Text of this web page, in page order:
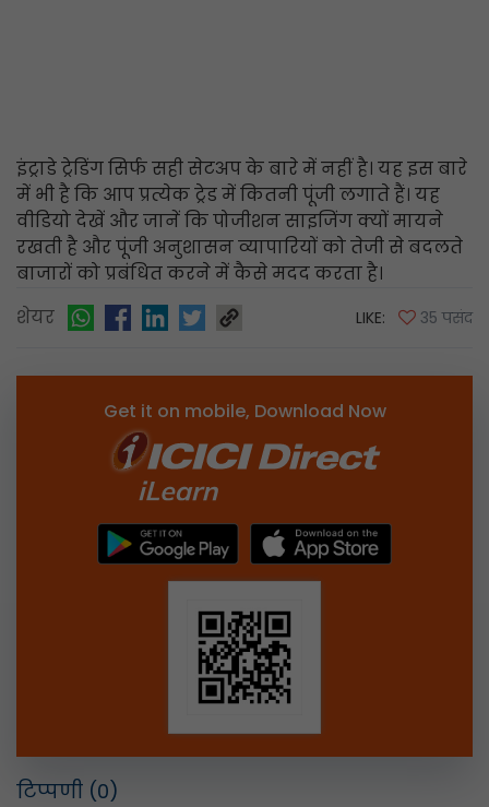
इंट्राडे ट्रेडिंग सिर्फ सही सेटअप के बारे में नहीं है। यह इस बारे
में भी है कि आप प्रत्येक ट्रेड में कितनी पूंजी लगाते हैं। यह
वीडियो देखें और जानें कि पोजीशन साइजिंग क्यों मायने
रखती है और पूंजी अनुशासन व्यापारियों को तेजी से बदलते
बाजारों को प्रबंधित करने में कैसे मदद करता है।
शेयर
LIKE: 35 पसंद
Get it on mobile, Download Now
टिप्पणी (0)